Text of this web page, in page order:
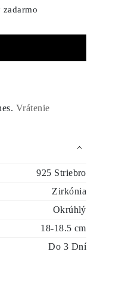
. Vrátenie
925 Striebro
Zirkónia
Okrúhlý
18-18.5 cm
Do 3 Dní